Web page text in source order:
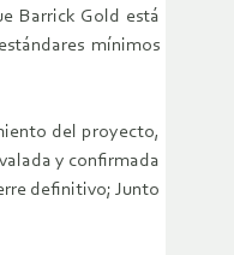
Barrick Gold está
mínimos
del proyecto,
y confirmada
definitivo; Junto